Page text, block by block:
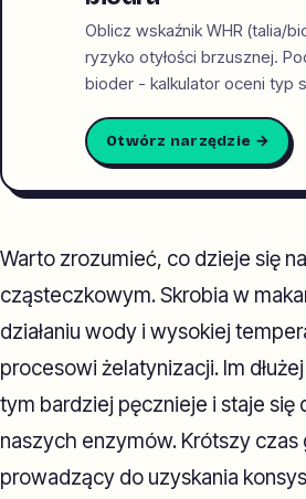
Oblicz wskaźnik WHR (talia/
ryzyko otyłości brzusznej.
bioder - kalkulator oceni typ
Otwórz narzędzie →
Warto zrozumieć, co dzieje się
cząsteczkowym. Skrobia w
działaniu wody i wysokiej
procesowi żelatynizacji. Im
tym bardziej pęcznieje i staje się
naszych enzymów. Krótszy czas
prowadzący do uzyskania